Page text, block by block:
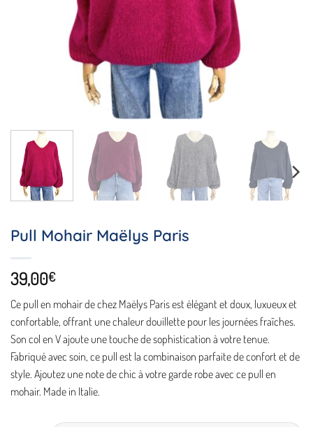
Pull Mohair Maëlys Paris
39,00€
Ce pull en mohairde chez Maëlys Paris est élégant et doux, luxueux et
confortable, offrant une chaleur douillette pour les journées fraîches.
Son col en V ajoute une touche de sophistication à votre tenue.
Fabriqué avec soin, ce pull est la combinaison parfaite de confort et de
style. Ajoutez une note de chic à votre garde robe avec ce pull en
mohair. Made in Italie.